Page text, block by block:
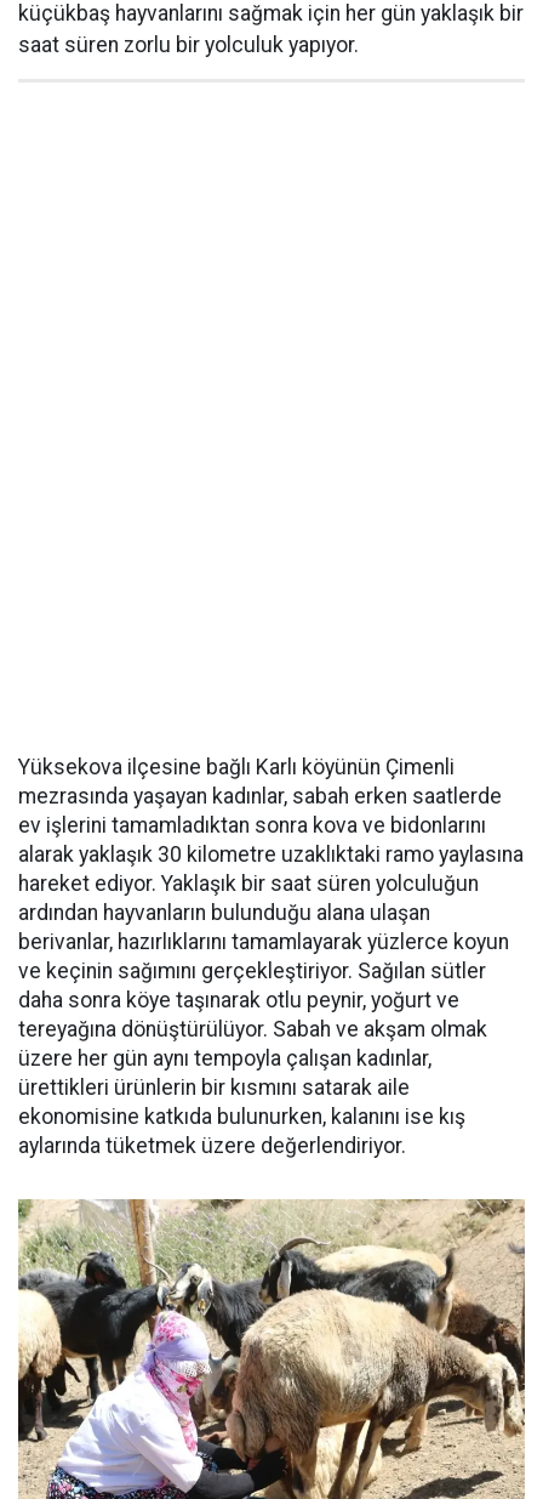
küçükbaş hayvanlarını sağmak için her gün yaklaşık bir
saat süren zorlu bir yolculuk yapıyor.
Yüksekova ilçesine bağlı Karlı köyünün Çimenli
mezrasında yaşayan kadınlar, sabah erken saatlerde
ev işlerini tamamladıktan sonra kova ve bidonlarını
alarak yaklaşık 30 kilometre uzaklıktaki ramo yaylasına
hareket ediyor. Yaklaşık bir saat süren yolculuğun
ardından hayvanların bulunduğu alana ulaşan
berivanlar, hazırlıklarını tamamlayarak yüzlerce koyun
ve keçinin sağımını gerçekleştiriyor. Sağılan sütler
daha sonra köye taşınarak otlu peynir, yoğurt ve
tereyağına dönüştürülüyor. Sabah ve akşam olmak
üzere her gün aynı tempoyla çalışan kadınlar,
ürettikleri ürünlerin bir kısmını satarak aile
ekonomisine katkıda bulunurken, kalanını ise kış
aylarında tüketmek üzere değerlendiriyor.